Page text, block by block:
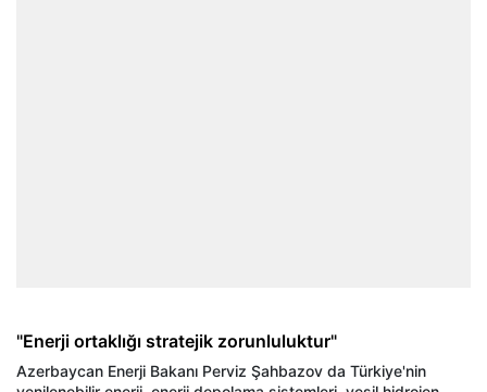
"Enerji ortaklığı stratejik zorunluluktur"
Azerbaycan Enerji Bakanı Perviz Şahbazov da Türkiye'nin